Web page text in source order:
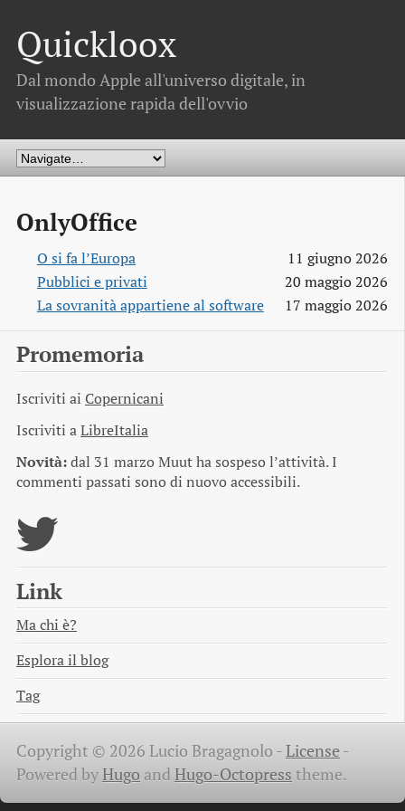
Quickloox
Dal mondo Apple all'universo digitale, in
visualizzazione rapida dell'ovvio
OnlyOffice
O si fa l’Europa
11 giugno 2026
Pubblici e privati
20 maggio 2026
La sovranità appartiene al software
17 maggio 2026
Promemoria
Iscriviti ai Copernicani
Iscriviti aLibreItalia
Novità:dal 31 marzo Muut ha sospeso l’attività. I
commenti passati sono di nuovo accessibili.
Link
Ma chi è?
Esplora il blog
Tag
Copyright © 2026 Lucio Bragagnolo -License -
Powered byHugo and Hugo-Octopress theme.